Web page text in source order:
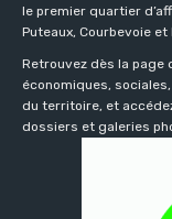
le premier quartier
Puteaux, Courbevoie et
Retrouvez dès la page
économiques,
du territoire, et
dossiers et galeries